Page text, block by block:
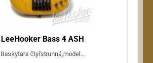
LeeHooker Bass 4 ASH
Baskytara čtyřstrunná,model...